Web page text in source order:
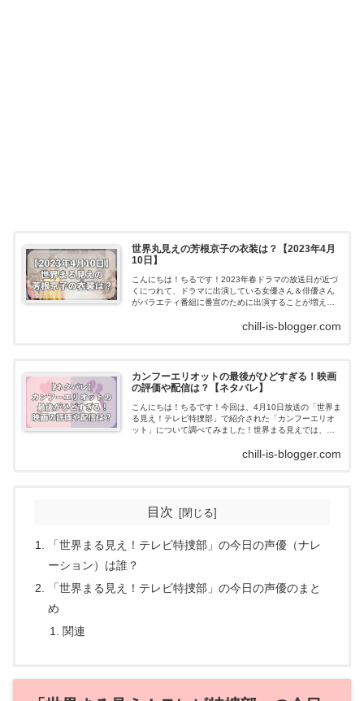
世界丸見えの芳根京子の衣装は？【2023年4月
10日】
こんにちは！ちるです！2023年春ドラマの放送日が近づ
くにつれて、ドラマに出演している女優さん＆俳優さん
がバラエティ番組に番宣のために出演することが増えて
優さんを見かけることがないので、とて...chill-is-blogger.com
カンフーエリオットの最後がひどすぎる！映画
の評価や配信は？【ネタバレ】
こんにちは！ちるです！今回は、4月10日放送の「世界ま
る見え！テレビ特捜部」で紹介された「カンフーエリオ
ット」について調べてみました！世界まる見えでは、
ト・スコットさんに密着したときの映像を放...
chill-is-blogger.com
目次
「世界まる見え！テレビ特捜部」の今日の声優（ナレ
ーション）は誰？
「世界まる見え！テレビ特捜部」の今日の声優のまと
め
関連